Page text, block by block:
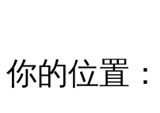
你的位置：